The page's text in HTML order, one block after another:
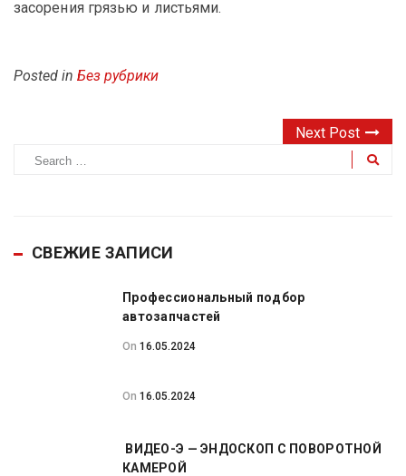
засорения грязью и листьями.
Posted in Без рубрики
Next Post
СВЕЖИЕ ЗАПИСИ
Профессиональный подбор
автозапчастей
On 16.05.2024
On 16.05.2024
ВИДЕО-Э — ЭНДОСКОП С ПОВОРОТНОЙ
КАМЕРОЙ